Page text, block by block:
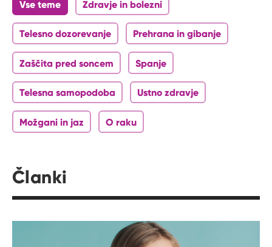
Vse teme Zdravje in bolezni
Telesno dozorevanje Prehrana in gibanje
Zaščita pred soncem Spanje
Telesna samopodoba Ustno zdravje
Možgani in jaz O raku
Članki